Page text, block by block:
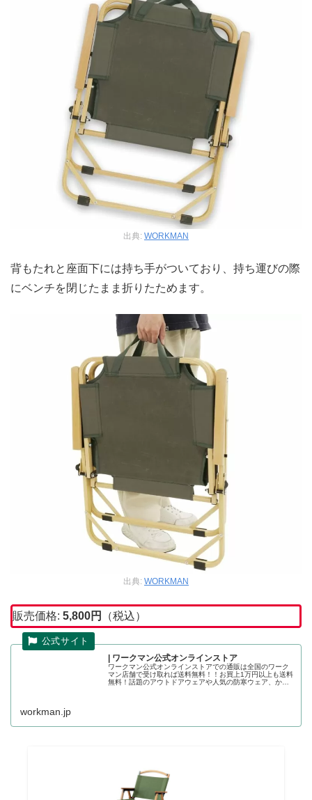
出典: WORKMAN
背もたれと座面下には持ち手がついており、持ち運びの際
にベンチを閉じたまま折りたためます。
出典: WORKMAN
販売価格: 5,800円 （税込）
| ワークマン公式オンラインストア
ワークマン公式オンラインストアでの通販は全国のワーク
マン店舗で受け取れば送料無料！！お買上1万円以上も送料
無料！話題のアウトドアウェアや人気の防寒ウェア、かっ
workman.jp